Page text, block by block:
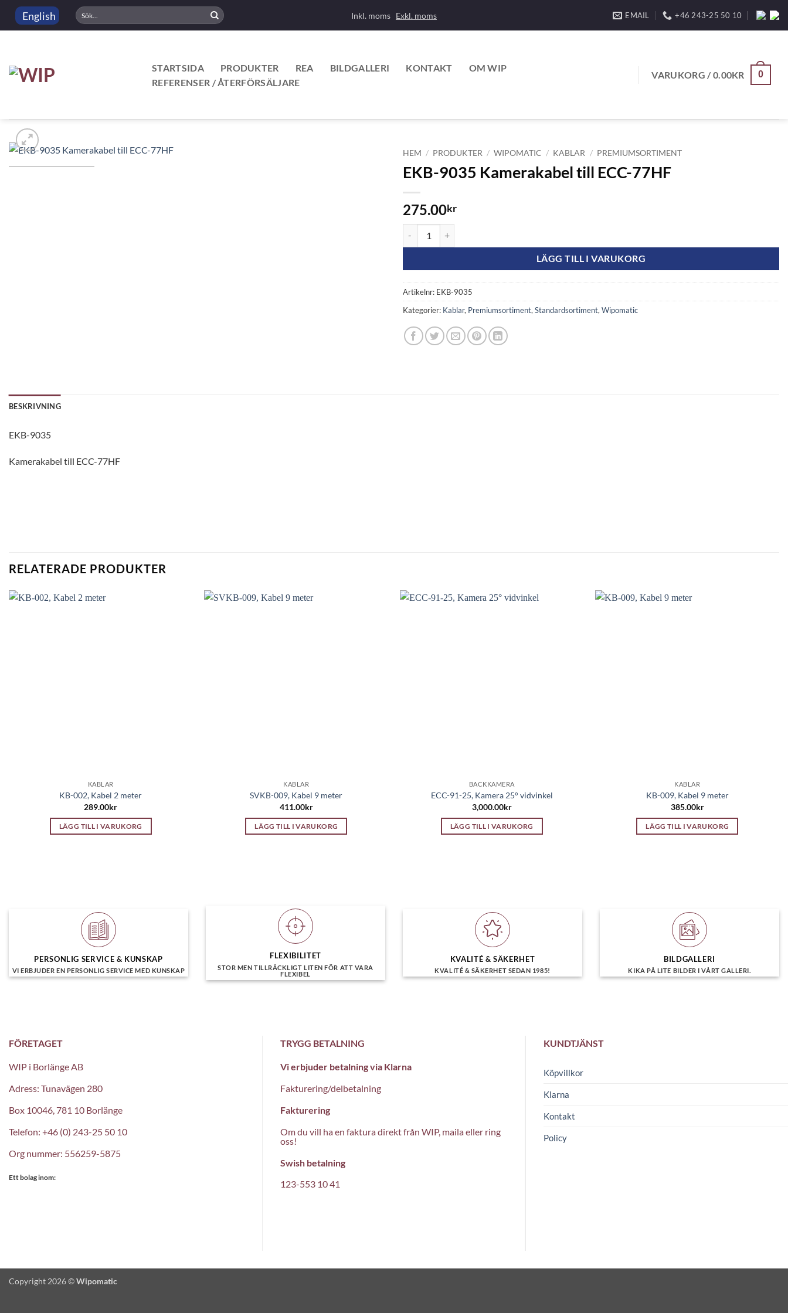
Skip
English
Sök
efter:
Inkl. moms Exkl. moms EMAIL +46 243-25 50 10
STARTSIDA PRODUKTER REA BILDGALLERI KONTAKT
OM WIP
REFERENSER / ÅTERFÖRSÄLJARE
VARUKORG /0.00KR 0
HEM / PRODUKTER / WIPOMATIC / KABLAR / PREMIUMSORTIMENT
EKB-9035 Kamerakabel till ECC-77HF
275.00kr
LÄGG TILL I VARUKORG
Artikelnr: EKB-9035
Kategorier: Kablar, Premiumsortiment, Standardsortiment, Wipomatic
BESKRIVNING
EKB-9035
Kamerakabel till ECC-77HF
RELATERADE PRODUKTER
KABLAR
KB-002, Kabel 2 meter
289.00kr
LÄGG TILL I VARUKORG
KABLAR
SVKB-009, Kabel 9 meter
411.00kr
LÄGG TILL I VARUKORG
BACKKAMERA
ECC-91-25, Kamera 25° vidvinkel
3,000.00kr
LÄGG TILL I VARUKORG
KABLAR
KB-009, Kabel 9 meter
385.00kr
LÄGG TILL I VARUKORG
PERSONLIG SERVICE & KUNSKAP
VI ERBJUDER EN PERSONLIG SERVICE MED KUNSKAP
FLEXIBILITET
STOR MEN TILLRÄCKLIGT LITEN FÖR ATT VARA
FLEXIBEL
KVALITÉ & SÄKERHET
KVALITÉ & SÄKERHET SEDAN 1985!
BILDGALLERI
KIKA PÅ LITE BILDER I VÅRT GALLERI.
FÖRETAGET
WIP i Borlänge AB
Adress: Tunavägen 280
Box 10046, 781 10 Borlänge
Telefon: +46 (0) 243-25 50 10
Org nummer: 556259-5875
Ett bolag inom:
TRYGG BETALNING
Vi erbjuder betalning via Klarna
Fakturering/delbetalning
Fakturering
Om du vill ha en faktura direkt från WIP, maila eller ring
oss!
Swish betalning
123-553 10 41
KUNDTJÄNST
Köpvillkor
Klarna
Kontakt
Policy
Copyright 2026 ©Wipomatic